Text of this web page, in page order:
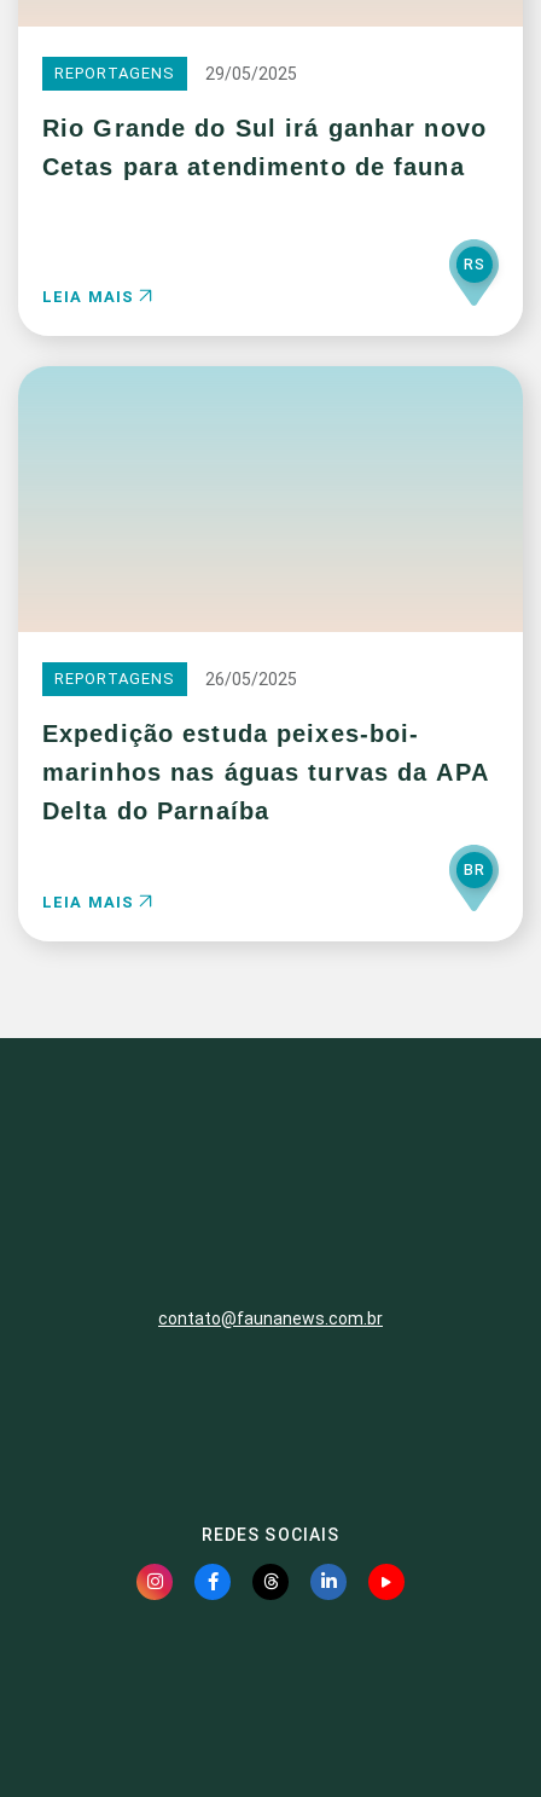
REPORTAGENS 29/05/2025
Rio Grande do Sul irá ganhar novo
Cetas para atendimento de fauna
LEIA MAIS
RS
REPORTAGENS 26/05/2025
Expedição estuda peixes-boi-
marinhos nas águas turvas da APA
Delta do Parnaíba
LEIA MAIS
BR
contato@faunanews.com.br
REDES SOCIAIS